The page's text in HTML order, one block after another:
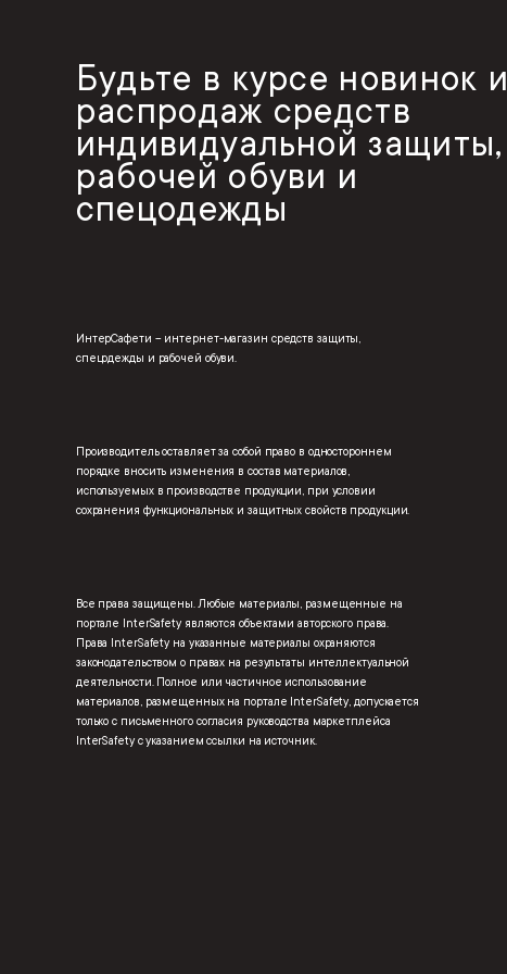
Будьте в курсе новинок и
распродаж средств
индивидуальной защиты,
рабочей обуви и
спецодежды
ИнтерСафети – интернет-магазин средств защиты,
спецодежды и рабочей обуви.
Производитель оставляет за собой право в одностороннем
порядке вносить изменения в состав материалов,
используемых в производстве продукции, при условии
сохранения функциональных и защитных свойств продукции.
Все права защищены. Любые материалы, размещенные на
портале InterSafety являются объектами авторского права.
Права InterSafety на указанные материалы охраняются
законодательством о правах на результаты интеллектуальной
деятельности. Полное или частичное использование
материалов, размещенных на портале InterSafety, допускается
только с письменного согласия руководства маркетплейса
InterSafety с указанием ссылки на источник.